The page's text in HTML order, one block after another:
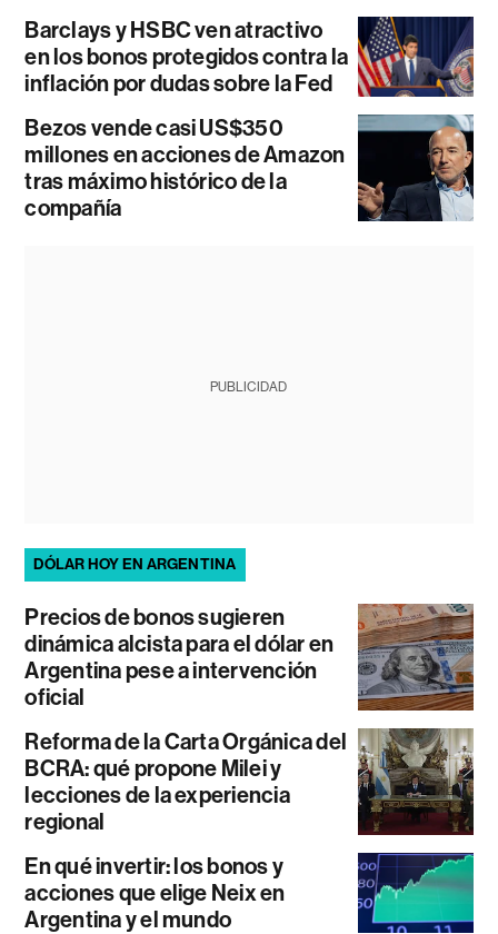
Barclays y HSBC ven atractivo
en los bonos protegidos contra la
inflación por dudas sobre la Fed
Bezos vende casi US$350
millones en acciones de Amazon
tras máximo histórico de la
compañía
PUBLICIDAD
DÓLAR HOY EN ARGENTINA
Precios de bonos sugieren
dinámica alcista para el dólar en
Argentina pese a intervención
oficial
Reforma de la Carta Orgánica del
BCRA: qué propone Milei y
lecciones de la experiencia
regional
En qué invertir: los bonos y
acciones que elige Neix en
Argentina y el mundo